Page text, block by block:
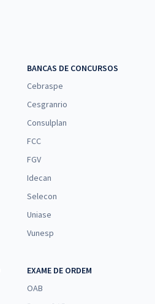
BANCAS DE CONCURSOS
Cebraspe
Cesgranrio
Consulplan
FCC
FGV
Idecan
Selecon
Uniase
Vunesp
EXAME DE ORDEM
OAB